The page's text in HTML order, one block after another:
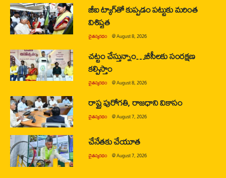
జీఐ ట్యాగ్‌తో కుప్పడం పట్టుకు మరింత
విశిష్టత
చైతన్యరధం @August 8, 2026
చట్టం చేస్తున్నాం…బీసీలకు సంరక్షణ
కల్పిస్తాం
చైతన్యరధం @August 8, 2026
రాష్ట్ర పురోగతి, రాజధాని వికాసం
చైతన్యరధం @August 7, 2026
చేనేతకు చేయూత
చైతన్యరధం @August 7, 2026